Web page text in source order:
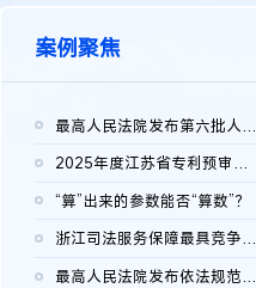
案例聚焦
最高人民法院发布第六批人民法院种业知识产权司法保护典型案例 含...
2025年度江苏省专利预审典型案例
“算”出来的参数能否“算数”？
浙江司法服务保障最具竞争力营商环境建设典型案例（第二批）含侵...
最高人民法院发布依法规范平台经营、保护消费者合法权益典型案例...